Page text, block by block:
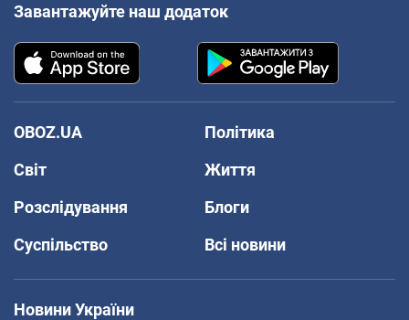
Завантажуйте наш додаток
OBOZ.UA
Політика
Світ
Життя
Розслідування
Блоги
Суспільство
Всі новини
Новини України